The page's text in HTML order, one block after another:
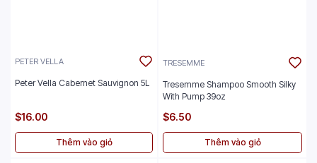
PETER VELLA
Peter Vella Cabernet Sauvignon 5L
$16.00
Thêm vào giỏ
TRESEMME
Tresemme Shampoo Smooth Silky
With Pump 39oz
$6.50
Thêm vào giỏ